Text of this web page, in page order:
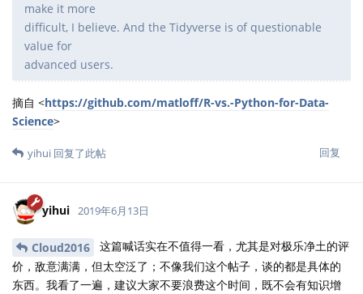
make it more
difficult, I believe. And the Tidyverse is of questionable
value for
advanced users.
摘自 <https://github.com/matloff/R-vs.-Python-for-Data-
Science>
回复
yihui 回复了此帖
yihui 2019年6月13日
Cloud2016
这篇喊话实在不值得一看，尤其是对极乐净土的评
价，敌意满满，但太空泛了；不像我们这个帖子，谈的都是具体的
东西。我看了一遍，建议大家不要浪费这个时间，既不会有知识增